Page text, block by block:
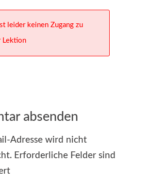
leider keinen Zugang zu
Lektion
absenden
Adresse wird nicht
Erforderliche Felder sind